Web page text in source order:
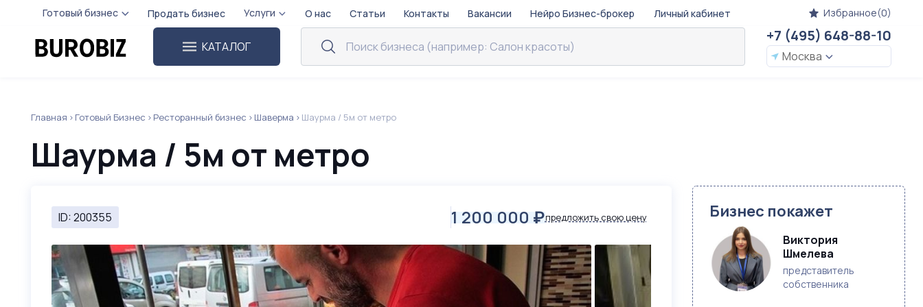
Готовый бизнес Продать бизнес Услуги О нас Статьи Контакты Вакансии Нейро Бизнес-брокер Личный кабинет Избранное(0)
КАТАЛОГ
+7 (495) 648-88-10
Москва
Главная Готовый Бизнес Ресторанный бизнес Шаверма Шаурма / 5м от метро
Шаурма / 5м от метро
ID: 200355 1 200 000 ₽предложить свою цену Бизнес покажет
Виктория
Шмелева
представитель
собственника